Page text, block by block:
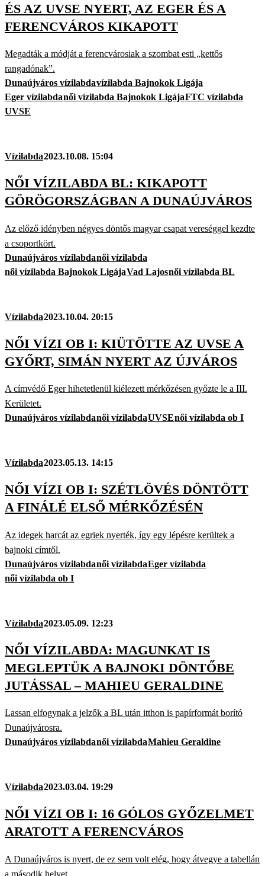
ÉS AZ UVSE NYERT, AZ EGER ÉS A
FERENCVÁROS KIKAPOTT
Megadták a módját a ferencvárosiak a szombat esti „kettős
rangadónak”.
Dunaújváros vízilabdavízilabda Bajnokok Ligája
Eger vízilabdanői vízilabda Bajnokok LigájaFTC vízilabda
UVSE
Vízilabda2023.10.08. 15:04
NŐI VÍZILABDA BL: KIKAPOTT
GÖRÖGORSZÁGBAN A DUNAÚJVÁROS
Az előző idényben négyes döntős magyar csapat vereséggel kezdte
a csoportkört.
Dunaújváros vízilabdanői vízilabda
női vízilabda Bajnokok LigájaVad Lajosnői vízilabda BL
Vízilabda2023.10.04. 20:15
NŐI VÍZI OB I: KIÜTÖTTE AZ UVSE A
GYŐRT, SIMÁN NYERT AZ ÚJVÁROS
A címvédő Eger hihetetlenül kiélezett mérkőzésen győzte le a III.
Kerületet.
Dunaújváros vízilabdanői vízilabdaUVSEnői vízilabda ob I
Vízilabda2023.05.13. 14:15
NŐI VÍZI OB I: SZÉTLÖVÉS DÖNTÖTT
A FINÁLÉ ELSŐ MÉRKŐZÉSÉN
Az idegek harcát az egriek nyerték, így egy lépésre kerültek a
bajnoki címtől.
Dunaújváros vízilabdanői vízilabdaEger vízilabda
női vízilabda ob I
Vízilabda2023.05.09. 12:23
NŐI VÍZILABDA: MAGUNKAT IS
MEGLEPTÜK A BAJNOKI DÖNTŐBE
JUTÁSSAL – MAHIEU GERALDINE
Lassan elfogynak a jelzők a BL után itthon is papírformát borító
Dunaújvárosra.
Dunaújváros vízilabdanői vízilabdaMahieu Geraldine
Vízilabda2023.03.04. 19:29
NŐI VÍZI OB I: 16 GÓLOS GYŐZELMET
ARATOTT A FERENCVÁROS
A Dunaújváros is nyert, de ez sem volt elég, hogy átvegye a tabellán
a második helyet.